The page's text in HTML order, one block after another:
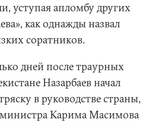
уступая апломбу других
как однажды назвал
соратников.
дней после траурных
Назарбаев начал
в руководстве страны,
Карима Масимова